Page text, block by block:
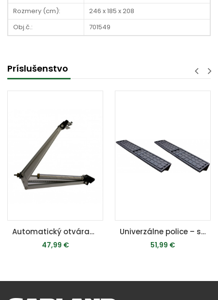
Rozmery (cm):
246 x 185 x 208
Obj.č.:
701549
Príslušenstvo
Automatický otvárač strešného okna
47,99 €
Univerzálne police – set 2 ks
51,99 €